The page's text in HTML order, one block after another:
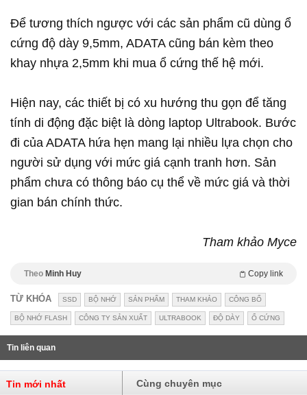
Để tương thích ngược với các sản phẩm cũ dùng ổ
cứng độ dày 9,5mm, ADATA cũng bán kèm theo
khay nhựa 2,5mm khi mua ổ cứng thế hệ mới.
Hiện nay, các thiết bị có xu hướng thu gọn để tăng
tính di động đặc biệt là dòng laptop Ultrabook. Bước
đi của ADATA hứa hẹn mang lại nhiều lựa chọn cho
người sử dụng với mức giá cạnh tranh hơn. Sản
phẩm chưa có thông báo cụ thể về mức giá và thời
gian bán chính thức.
Tham khảo Myce
Theo Minh Huy Copy link
TỪ KHÓA SSD BỘ NHỚ SẢN PHẨM THAM KHẢO CÔNG BỐ
BỘ NHỚ FLASH CÔNG TY SẢN XUẤT ULTRABOOK ĐỘ DÀY Ổ CỨNG
Tin liên quan
Tin mới nhất Cùng chuyên mục